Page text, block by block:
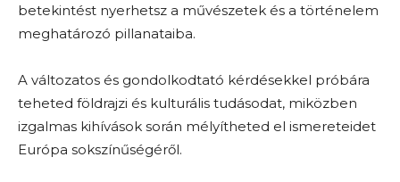
betekintést nyerhetsz a művészetek és a történelem
meghatározó pillanataiba.
A változatos és gondolkodtató kérdésekkel próbára
teheted földrajzi és kulturális tudásodat, miközben
izgalmas kihívások során mélyítheted el ismereteidet
Európa sokszínűségéről.